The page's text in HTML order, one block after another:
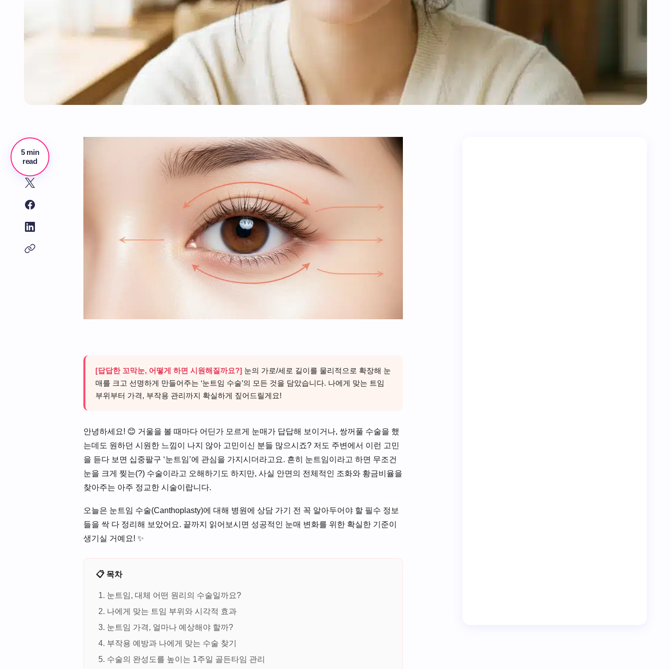
5 min
read
[답답한 꼬막눈, 어떻게 하면 시원해질까요?] 눈의 가로/세로 길이를 물리적으로 확장해 눈
매를 크고 선명하게 만들어주는 ‘눈트임 수술’의 모든 것을 담았습니다. 나에게 맞는 트임
부위부터 가격, 부작용 관리까지 확실하게 짚어드릴게요!
안녕하세요! 😊 거울을 볼 때마다 어딘가 모르게 눈매가 답답해 보이거나, 쌍꺼풀 수술을 했
는데도 원하던 시원한 느낌이 나지 않아 고민이신 분들 많으시죠? 저도 주변에서 이런 고민
을 듣다 보면 십중팔구 ‘눈트임’에 관심을 가지시더라고요. 흔히 눈트임이라고 하면 무조건
눈을 크게 찢는(?) 수술이라고 오해하기도 하지만, 사실 안면의 전체적인 조화와 황금비율을
찾아주는 아주 정교한 시술이랍니다.
오늘은 눈트임 수술(Canthoplasty)에 대해 병원에 상담 가기 전 꼭 알아두어야 할 필수 정보
들을 싹 다 정리해 보았어요. 끝까지 읽어보시면 성공적인 눈매 변화를 위한 확실한 기준이
생기실 거예요! ✨
📋 목차
눈트임, 대체 어떤 원리의 수술일까요?
나에게 맞는 트임 부위와 시각적 효과
눈트임 가격, 얼마나 예상해야 할까?
부작용 예방과 나에게 맞는 수술 찾기
수술의 완성도를 높이는 1주일 골든타임 관리